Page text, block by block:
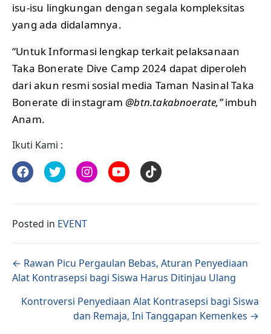
isu-isu lingkungan dengan segala kompleksitas
yang ada didalamnya.
“Untuk Informasi lengkap terkait pelaksanaan
Taka Bonerate Dive Camp 2024 dapat diperoleh
dari akun resmi sosial media Taman Nasinal Taka
Bonerate di instagram @btn.takabnoerate,”imbuh
Anam.
Ikuti Kami :
Posted in EVENT
Posts navigation
← Rawan Picu Pergaulan Bebas, Aturan Penyediaan
Alat Kontrasepsi bagi Siswa Harus Ditinjau Ulang
Kontroversi Penyediaan Alat Kontrasepsi bagi Siswa
dan Remaja, Ini Tanggapan Kemenkes →